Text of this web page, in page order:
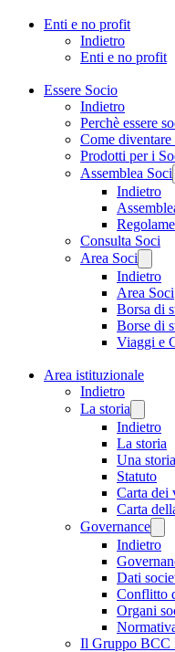
Enti e no profit
Indietro
Enti e no profit
Essere Socio
Indietro
Perchè essere
Come diventare
Prodotti per i
Assemblea Soci
Indietro
Consulta Soci
Area Soci
Indietro
Area Soci
Borsa di
Borse di
Viaggi e
Area istituzionale
Indietro
La storia
Indietro
La storia
Una
Statuto
Carta dei
Carta
Governance
Indietro
Dati
Conflitto
Organi
Il Gruppo BCC